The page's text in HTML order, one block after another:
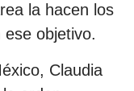
la hacen los
objetivo.
Claudia